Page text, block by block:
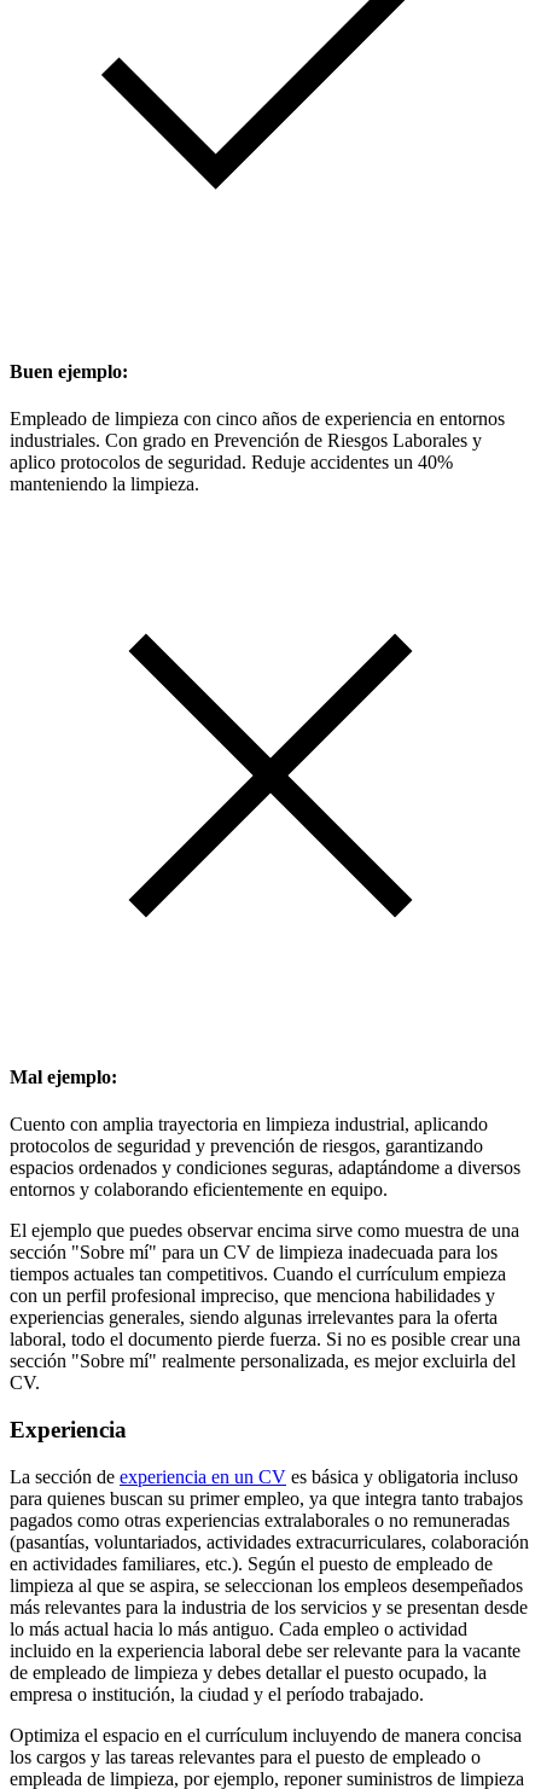
Buen ejemplo:
Empleado de limpieza con cinco años de experiencia en entornos
industriales. Con grado en Prevención de Riesgos Laborales y
aplico protocolos de seguridad. Reduje accidentes un 40%
manteniendo la limpieza.
Mal ejemplo:
Cuento con amplia trayectoria en limpieza industrial, aplicando
protocolos de seguridad y prevención de riesgos, garantizando
espacios ordenados y condiciones seguras, adaptándome a diversos
entornos y colaborando eficientemente en equipo.
El ejemplo que puedes observar encima sirve como muestra de una
sección "Sobre mí" para un CV de limpieza inadecuada para los
tiempos actuales tan competitivos. Cuando el currículum empieza
con un perfil profesional impreciso, que menciona habilidades y
experiencias generales, siendo algunas irrelevantes para la oferta
laboral, todo el documento pierde fuerza. Si no es posible crear una
sección "Sobre mí" realmente personalizada, es mejor excluirla del
CV.
Experiencia
La sección de experiencia en un CV es básica y obligatoria incluso
para quienes buscan su primer empleo, ya que integra tanto trabajos
pagados como otras experiencias extralaborales o no remuneradas
(pasantías, voluntariados, actividades extracurriculares, colaboración
en actividades familiares, etc.). Según el puesto de empleado de
limpieza al que se aspira, se seleccionan los empleos desempeñados
más relevantes para la industria de los servicios y se presentan desde
lo más actual hacia lo más antiguo. Cada empleo o actividad
incluido en la experiencia laboral debe ser relevante para la vacante
de empleado de limpieza y debes detallar el puesto ocupado, la
empresa o institución, la ciudad y el período trabajado.
Optimiza el espacio en el currículum incluyendo de manera concisa
los cargos y las tareas relevantes para el puesto de empleado o
empleada de limpieza, por ejemplo, reponer suministros de limpieza